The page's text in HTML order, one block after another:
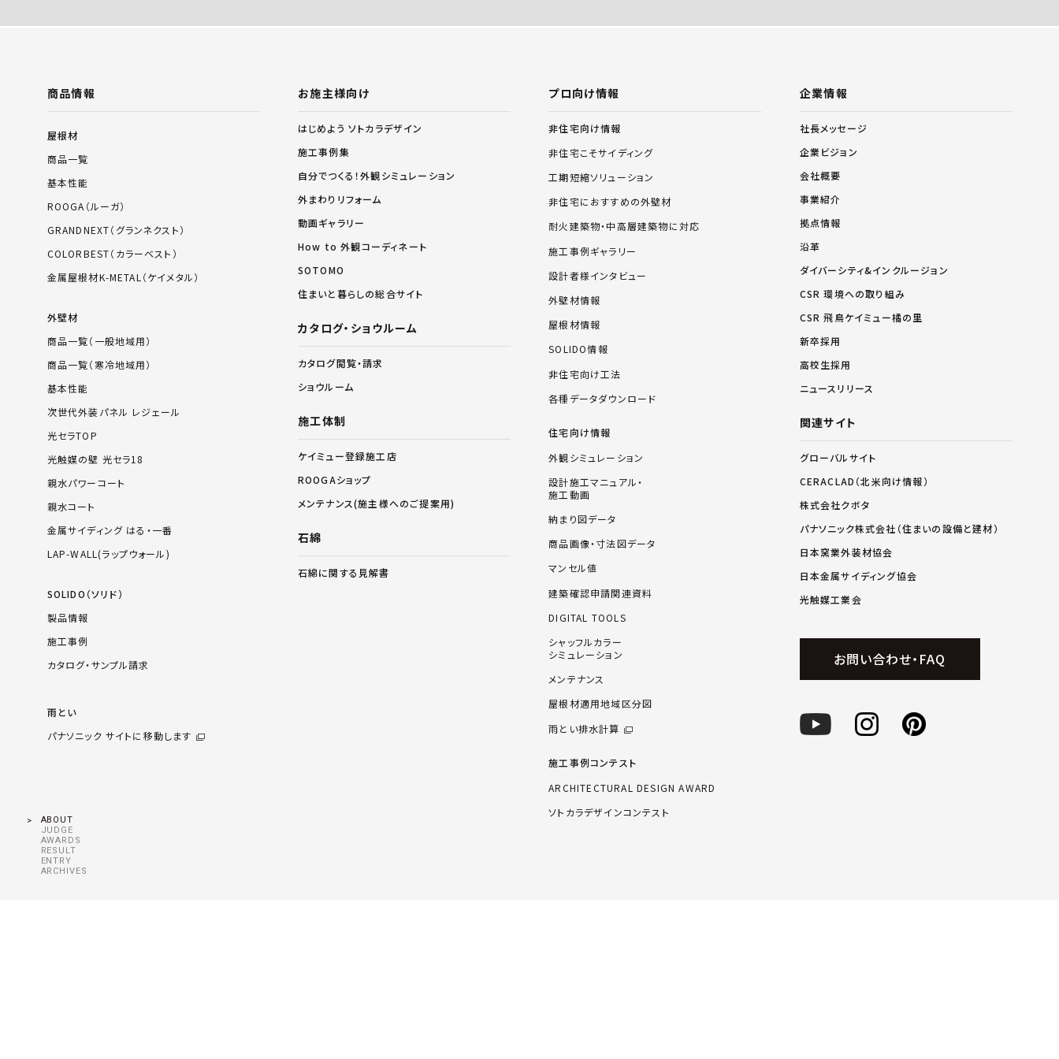
ABOUT
JUDGE
AWARDS
RESULT
ENTRY
ARCHIVES
商品情報
屋根材
商品一覧
基本性能
ROOGA（ルーガ）
GRANDNEXT（グランネクスト）
COLORBEST（カラーベスト）
金属屋根材K-METAL（ケイメタル）
外壁材
商品一覧（一般地域用）
商品一覧（寒冷地域用）
基本性能
次世代外装パネル レジェール
光セラTOP
光触媒の壁 光セラ18
親水パワーコート
親水コート
金属サイディング はる・一番
LAP-WALL(ラップウォール)
SOLIDO（ソリド）
製品情報
施工事例
カタログ・サンプル請求
雨とい
パナソニック サイトに移動します
お施主様向け
はじめよう ソトカラデザイン
施工事例集
自分でつくる！外観シミュレーション
外まわりリフォーム
動画ギャラリー
How to 外観コーディネート
SOTOMO
住まいと暮らしの総合サイト
カタログ・ショウルーム
カタログ閲覧・請求
ショウルーム
施工体制
ケイミュー登録施工店
ROOGAショップ
メンテナンス(施主様へのご提案用)
石綿
石綿に関する見解書
プロ向け情報
非住宅向け情報
非住宅こそサイディング
工期短縮ソリューション
非住宅におすすめの外壁材
耐火建築物・中高層建築物に対応
施工事例ギャラリー
設計者様インタビュー
外壁材情報
屋根材情報
SOLIDO情報
非住宅向け工法
各種データダウンロード
住宅向け情報
外観シミュレーション
設計施工マニュアル・
施工動画
納まり図データ
商品画像・寸法図データ
マンセル値
建築確認申請関連資料
DIGITAL TOOLS
シャッフルカラー
シミュレーション
メンテナンス
屋根材適用地域区分図
雨とい排水計算
施工事例コンテスト
ARCHITECTURAL DESIGN AWARD
ソトカラデザインコンテスト
企業情報
社長メッセージ
企業ビジョン
会社概要
事業紹介
拠点情報
沿革
ダイバーシティ&インクルージョン
CSR 環境への取り組み
CSR 飛鳥ケイミュー橘の里
新卒採用
高校生採用
ニュースリリース
関連サイト
グローバルサイト
CERACLAD（北米向け情報）
株式会社クボタ
パナソニック株式会社（住まいの設備と建材）
日本窯業外装材協会
日本金属サイディング協会
光触媒工業会
お問い合わせ・FAQ